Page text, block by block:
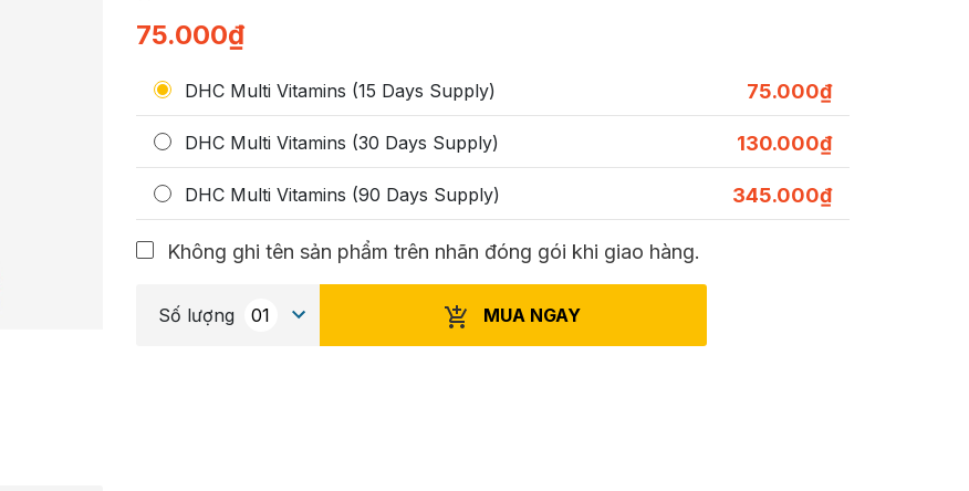
75.000₫
DHC Multi Vitamins (15 Days Supply) 75.000₫
DHC Multi Vitamins (30 Days Supply) 130.000₫
DHC Multi Vitamins (90 Days Supply) 345.000₫
Không ghi tên sản phẩm trên nhãn đóng gói khi giao hàng.
Số lượng MUA NGAY